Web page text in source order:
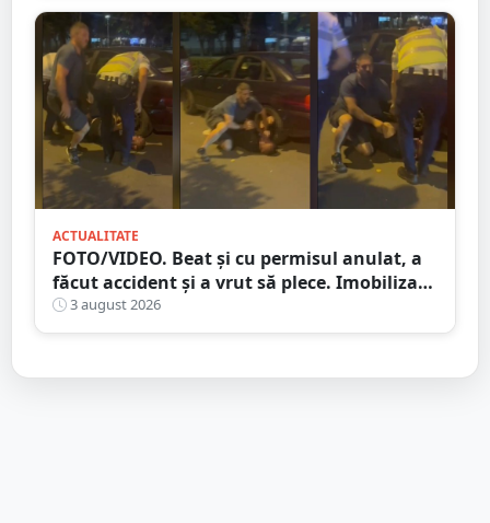
ACTUALITATE
FOTO/VIDEO. Beat și cu permisul anulat, a
făcut accident și a vrut să plece. Imobilizat
de trecători
3 august 2026